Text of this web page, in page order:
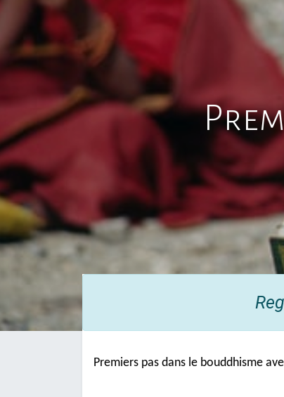
Premiers pas dans le bouddhisme